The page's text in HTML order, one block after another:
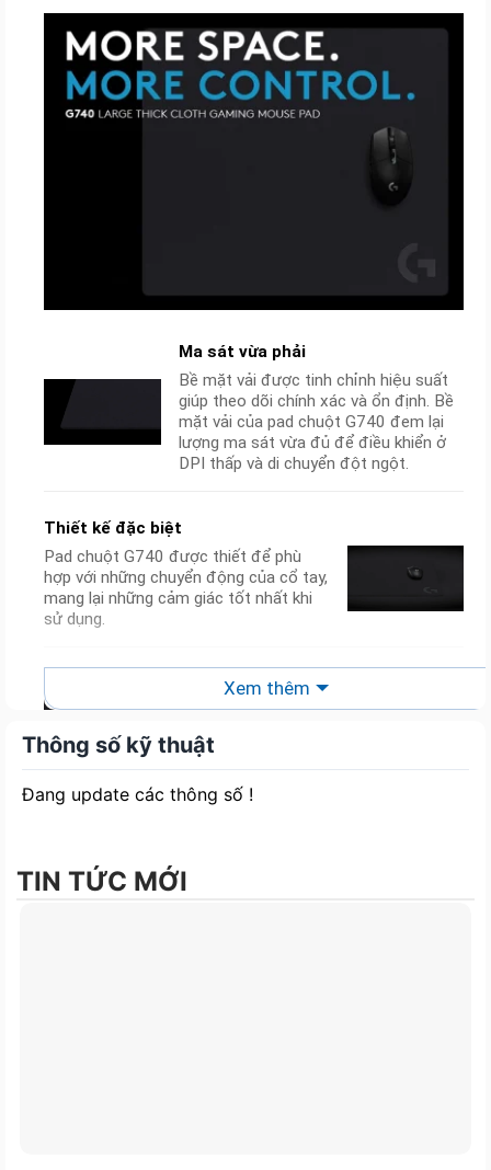
Ma sát vừa phải
Bề mặt vải được tinh chỉnh hiệu suất
giúp theo dõi chính xác và ổn định. Bề
mặt vải của pad chuột G740 đem lại
lượng ma sát vừa đủ để điều khiển ở
DPI thấp và di chuyển đột ngột.
Thiết kế đặc biệt
Pad chuột G740 được thiết để phù
hợp với những chuyển động của cổ tay,
mang lại những cảm giác tốt nhất khi
sử dụng.
Kiểm soát vượt trội
Pad chuột G740 có thiết kế bề mặt
lớn, lên đến 400×460 mm, cho bạn có
cảm giác di chuột không giới hạn.
5mm giúp giữ cố định bàn di chuột
ngay cả trong những phiên chơi game
Xem thêm
Thông số kỹ thuật
Đang update các thông số !
TIN TỨC MỚI